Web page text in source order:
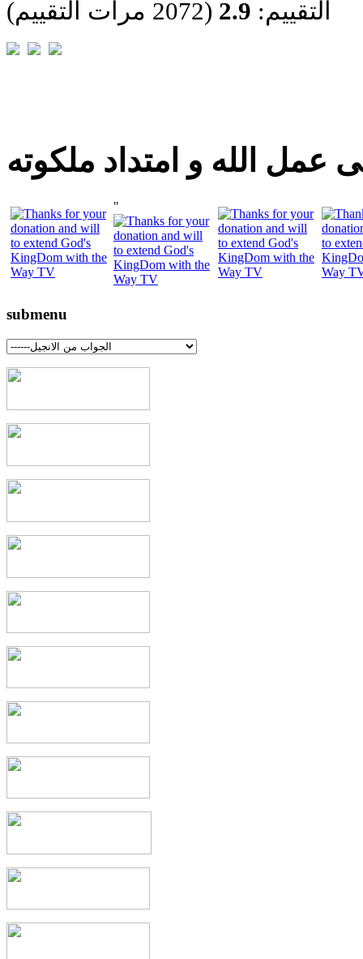
التقييم: 2.9 (2072 مرات التقييم)
عمل الله و امتداد ملكوته
"
submenu